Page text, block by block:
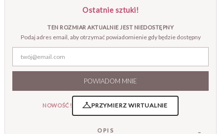
Ostatnie sztuki!
TEN ROZMIAR AKTUALNIE JEST NIEDOSTĘPNY
Podaj adres email, aby otrzymać powiadomienie gdy będzie dostępny
POWIADOM MNIE
NOWOŚĆ! PRZYMIERZ WIRTUALNIE
OPIS